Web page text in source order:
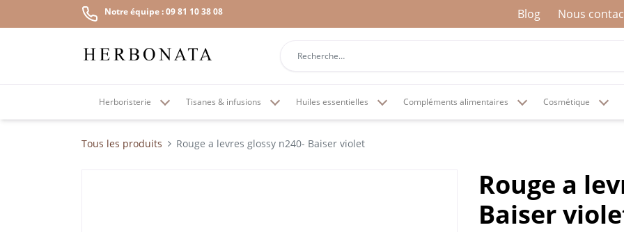
Notre équipe : 09 81 10 38 08 Blog Nous
Herboristerie Tisanes & infusions Huiles essentielles Compléments alimentaires Cosmétique
Tous les produits Rouge a levres glossy n240- Baiser violet
Rouge a
Baiser